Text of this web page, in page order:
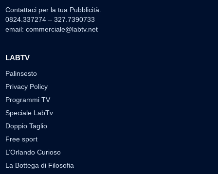
Contattaci per la tua Pubblicità:
0824.337274 – 327.7390733
email: commerciale@labtv.net
LABTV
Palinsesto
Privacy Policy
Programmi TV
Speciale LabTv
Doppio Taglio
Free sport
L’Orlando Curioso
La Bottega di Filosofia